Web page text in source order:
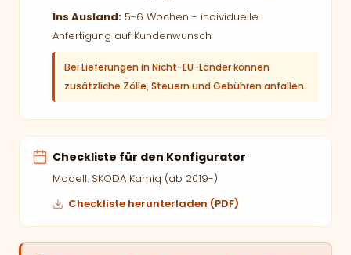
Ins Ausland: 5-6 Wochen - individuelle
Anfertigung auf Kundenwunsch
Bei Lieferungen in Nicht-EU-Länder können
zusätzliche Zölle, Steuern und Gebühren anfallen.
Checkliste für den Konfigurator
Modell: SKODA Kamiq (ab 2019-)
Checkliste herunterladen (PDF)